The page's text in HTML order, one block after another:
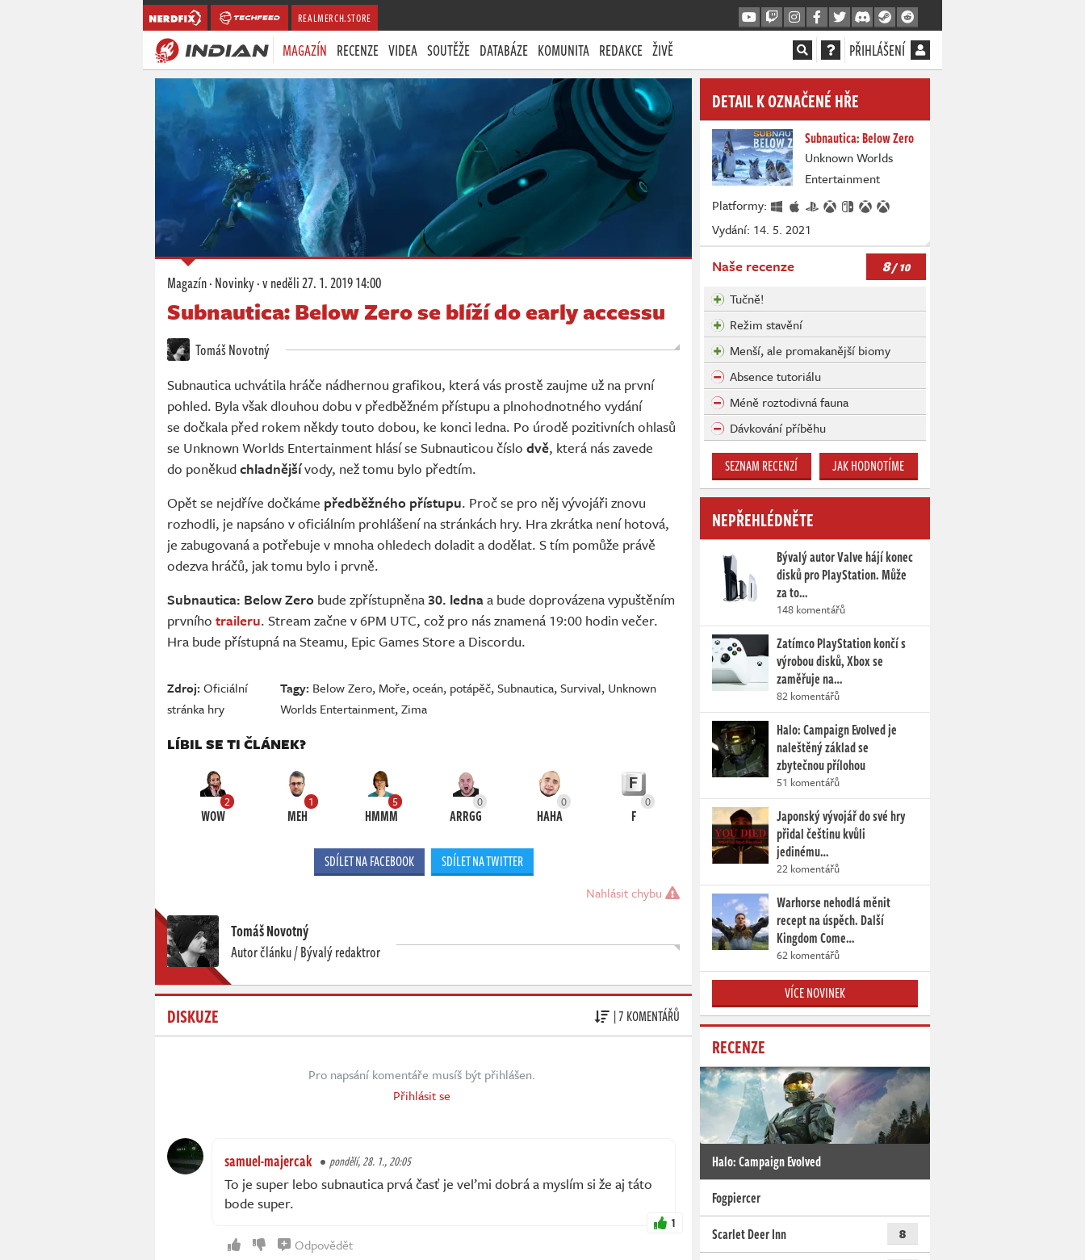
REALMERCH.STORE
MAGAZÍN RECENZE VIDEA SOUTĚŽE DATABÁZE KOMUNITA REDAKCE ŽIVĚ PŘIHLÁŠENÍ
Magazín·Novinky·v neděli27. 1. 2019 14:00
Subnautica: Below Zero se blíží do early accessu
Tomáš Novotný
Subnautica uchvátila hráče nádhernou grafikou, která vás prostě zaujme už na první
pohled. Byla však dlouhou dobu v předběžném přístupu a plnohodnotného vydání
se dočkala před rokem někdy touto dobou, ke konci ledna. Po úrodě pozitivních ohlasů
se Unknown Worlds Entertainment hlásí se Subnauticou číslo dvě, která nás zavede
do poněkudchladnějšívody, než tomu bylo předtím.
Opět se nejdříve dočkáme předběžného přístupu. Proč se pro něj vývojáři znovu
rozhodli, je napsáno v oficiálním prohlášení na stránkách hry. Hra zkrátka není hotová,
je zabugovaná a potřebuje v mnoha ohledech doladit a dodělat. S tím pomůže právě
odezva hráčů, jak tomu bylo i prvně.
Subnautica: Below Zero bude zpřístupněna30. lednaa bude doprovázena vypuštěním
prvního traileru. Stream začne v 6PM UTC, což pro nás znamená 19:00 hodin večer.
Hra bude přístupná na Steamu, Epic Games Store a Discordu.
Zdroj:Oficiální
stránka hry
Tagy: Below Zero, Moře,oceán, potápěč,Subnautica,Survival, Unknown
Worlds Entertainment,Zima
LÍBIL SE TI ČLÁNEK?
2
WOW
1
MEH
5
HMMM
0
ARRGG
0
HAHA
0
F
SDÍLET NA FACEBOOK SDÍLET NA TWITTER
Nahlásit chybu
Tomáš Novotný
Autor článku / Bývalý redaktror
DISKUZE | 7 KOMENTÁŘŮ
Pro napsání komentáře musíš být přihlášen.
Přihlásit se
samuel-majercak pondělí, 28. 1., 20:05
To je super lebo subnautica prvá časť je veľmi dobrá a myslím si že aj táto
bode super.
1
Odpovědět
DETAIL K OZNAČENÉ HŘE
Subnautica: Below Zero
Unknown Worlds
Entertainment
Platformy:
Vydání: 14. 5. 2021
Naše recenze 8/ 10
Tučně!
Režim stavění
Menší, ale promakanější biomy
Absence tutoriálu
Méně roztodivná fauna
Dávkování příběhu
SEZNAM RECENZÍ JAK HODNOTÍME
NEPŘEHLÉDNĚTE
Bývalý autor Valve hájí konec
disků pro PlayStation. Může
za to…
148 komentářů
Zatímco PlayStation končí s
výrobou disků, Xbox se
zaměřuje na…
82 komentářů
Halo: Campaign Evolved je
naleštěný základ se
zbytečnou přílohou
51 komentářů
Japonský vývojář do své hry
přidal češtinu kvůli
jedinému…
22 komentářů
Warhorse nehodlá měnit
recept na úspěch. Další
Kingdom Come…
62 komentářů
VÍCE NOVINEK
RECENZE
Halo: Campaign Evolved
Fogpiercer
Scarlet Deer Inn
8